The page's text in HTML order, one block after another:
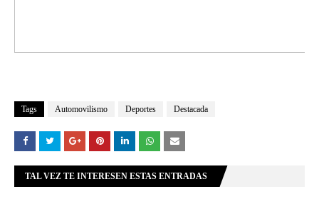
Tags Automovilismo Deportes Destacada
TAL VEZ TE INTERESEN ESTAS ENTRADAS